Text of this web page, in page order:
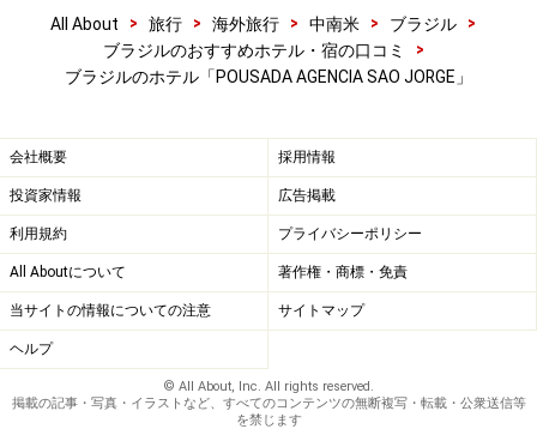
All About > 旅行 > 海外旅行 > 中南米 > ブラジル
>
ブラジルのおすすめホテル・宿の口コミ
>
ブラジルのホテル「POUSADA AGENCIA SAO JORGE」
会社概要 採用情報
投資家情報 広告掲載
利用規約 プライバシーポリシー
All Aboutについて 著作権・商標・免責
当サイトの情報についての注意 サイトマップ
ヘルプ
© All About, Inc. All rights reserved.
掲載の記事・写真・イラストなど、すべてのコンテンツの無断複写・転載・公衆送信等
を禁じます